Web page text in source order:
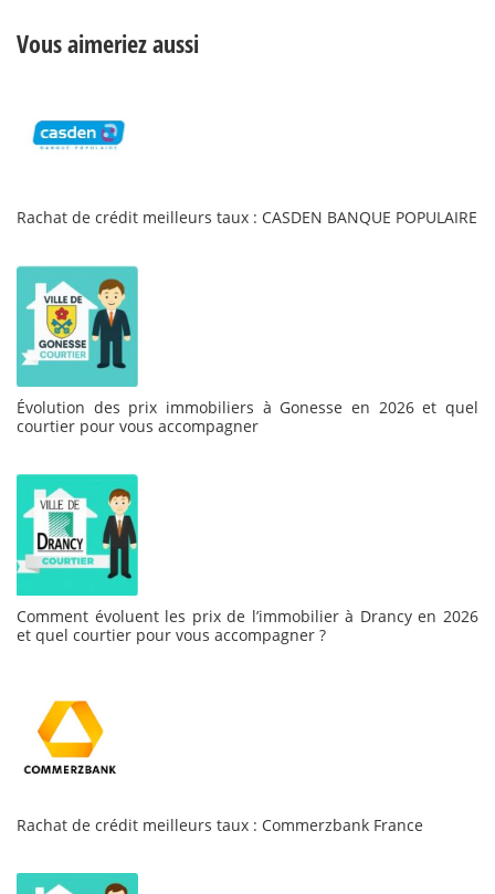
Vous aimeriez aussi
Rachat de crédit meilleurs taux : CASDEN BANQUE POPULAIRE
Évolution des prix immobiliers à Gonesse en 2026 et quel
courtier pour vous accompagner
Comment évoluent les prix de l’immobilier à Drancy en 2026
et quel courtier pour vous accompagner ?
Rachat de crédit meilleurs taux : Commerzbank France